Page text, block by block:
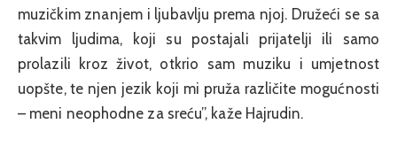
muzičkim znanjem i ljubavlju prema njoj. Družeći se sa
takvim ljudima, koji su postajali prijatelji ili samo
prolazili kroz život, otkrio sam muziku i umjetnost
uopšte, te njen jezik koji mi pruža različite mogućnosti
– meni neophodne za sreću”, kaže Hajrudin.